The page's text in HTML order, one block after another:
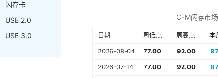
闪存卡
USB 2.0
USB 3.0
CFM闪存市
日期 周低点 周高点 本
2026-08-04 77.00 92.00
2026-07-14 77.00 92.00